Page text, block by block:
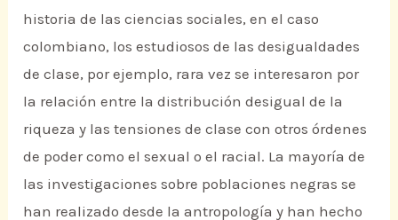
historia de las ciencias sociales, en el caso
colombiano, los estudiosos de las desigualdades
de clase, por ejemplo, rara vez se interesaron por
la relación entre la distribución desigual de la
riqueza y las tensiones de clase con otros órdenes
de poder como el sexual o el racial. La mayoría de
las investigaciones sobre poblaciones negras se
han realizado desde la antropología y han hecho